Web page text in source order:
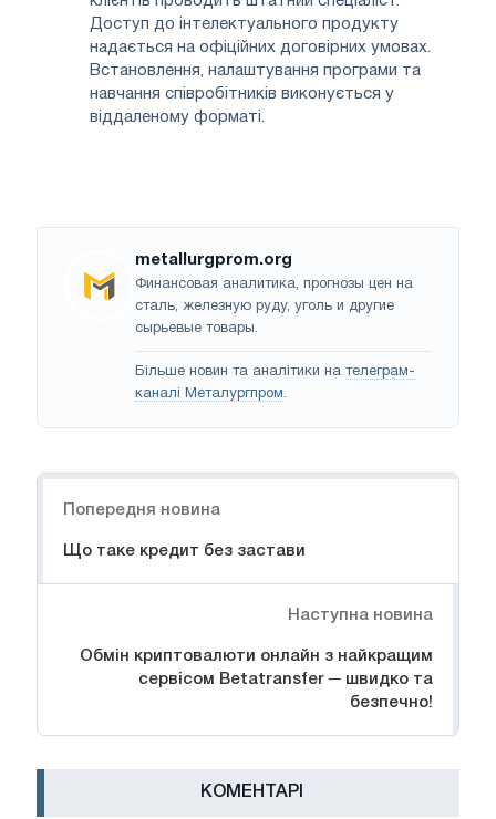
Доступ до інтелектуального продукту
надається на офіційних договірних умовах.
Встановлення, налаштування програми та
навчання співробітників виконується у
віддаленому форматі.
metallurgprom.org
Финансовая аналитика, прогнозы цен на
сталь, железную руду, уголь и другие
сырьевые товары.
Більше новин та аналітики на телеграм-
каналі Металургпром.
Попередня новина
Що таке кредит без застави
Наступна новина
Обмін криптовалюти онлайн з найкращим
сервісом Betatransfer ─ швидко та
безпечно!
КОМЕНТАРІ